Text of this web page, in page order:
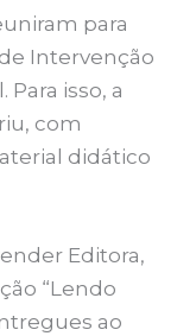
para
Intervenção
isso, a
com
didático
Editora,
“Lendo
ao